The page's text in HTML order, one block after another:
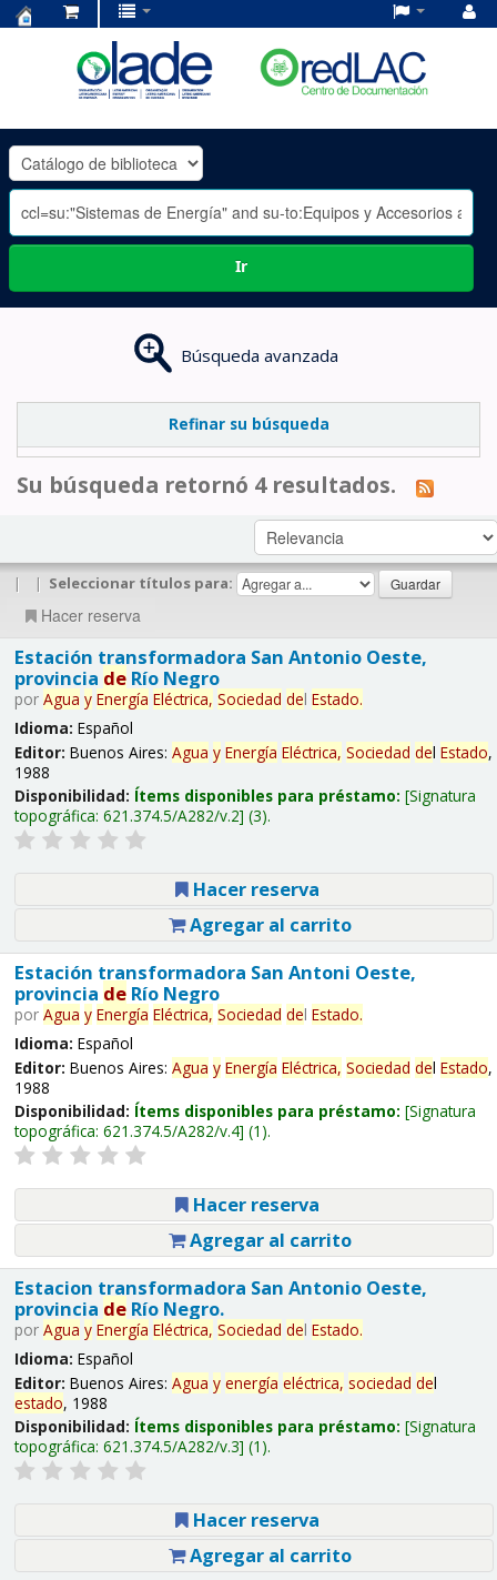
OLADE
-
Ir
Búsqueda avanzada
Refinar su búsqueda
Su búsqueda retornó 4 resultados.
| | Seleccionar títulos para:
Hacer reserva
Estación transformadora San Antonio Oeste,
provincia deRío Negro
por Agua y Energía Eléctrica, Sociedad del Estado.
Idioma: Español
Editor: Buenos Aires: Agua y Energía Eléctrica, Sociedad del Estado,
1988
Disponibilidad: Ítems disponibles para préstamo: Signatura
topográfica: 621.374.5/A282/v.2 (3).
Hacer reserva
Agregar al carrito
Estación transformadora San Antoni Oeste,
provincia deRío Negro
por Agua y Energía Eléctrica, Sociedad del Estado.
Idioma: Español
Editor: Buenos Aires: Agua y Energía Eléctrica, Sociedad del Estado,
1988
Disponibilidad: Ítems disponibles para préstamo: Signatura
topográfica: 621.374.5/A282/v.4 (1).
Hacer reserva
Agregar al carrito
Estacion transformadora San Antonio Oeste,
provincia deRío Negro.
por Agua y Energía Eléctrica, Sociedad del Estado.
Idioma: Español
Editor: Buenos Aires: Agua y energía eléctrica, sociedad del
estado, 1988
Disponibilidad: Ítems disponibles para préstamo: Signatura
topográfica: 621.374.5/A282/v.3 (1).
Hacer reserva
Agregar al carrito